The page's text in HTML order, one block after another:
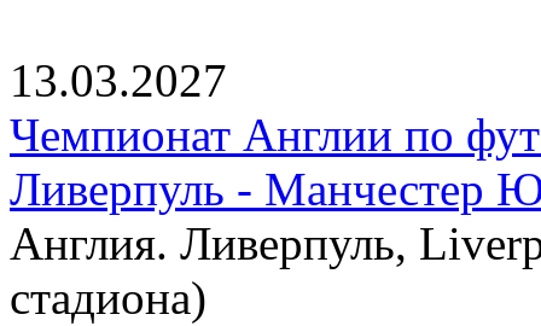
13.03.2027
Чемпионат Англии по
Ливерпуль - Манчестер
Англия. Ливерпуль,
стадиона)